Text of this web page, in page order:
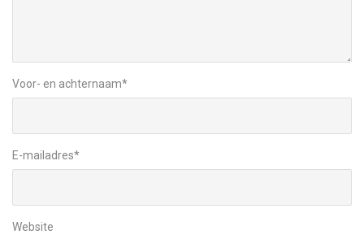
Voor- en achternaam*
E-mailadres*
Website